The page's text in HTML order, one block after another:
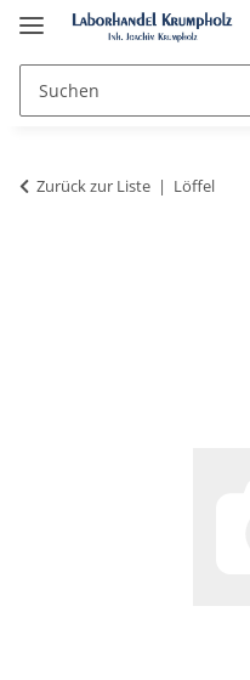
Zurück zur Liste Löffel